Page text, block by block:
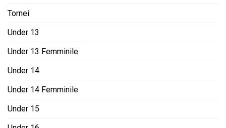
Tornei
Under 13
Under 13 Femminile
Under 14
Under 14 Femminile
Under 15